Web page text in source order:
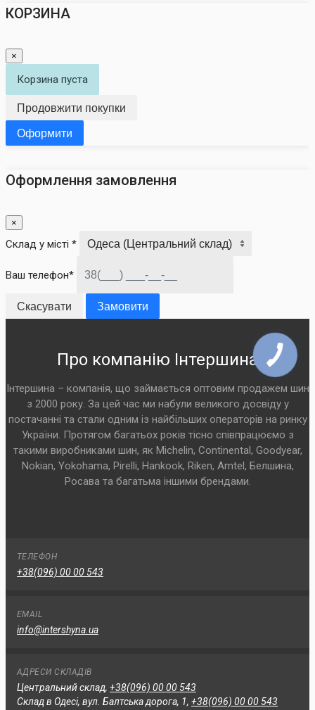
КОРЗИНА
×
Корзина пуста
Продовжити покупки
Оформити
Оформлення замовлення
×
Склад у місті *
Ваш телефон*
Скасувати Замовити
Про компанію Інтершина
Інтершина – компанія, що займається оптовим продажем шин
з 2000 року. За цей час ми набули великого досвіду у
постачанні та стали одним із найбільших операторів на ринку
України. Протягом багатьох років тісно співпрацюємо з
такими виробниками шин, як Michelin, Continental, Goodyear,
Nokian, Yokohama, Pirelli, Hankook, Riken, Amtel, Белшина,
Росава та багатьма іншими брендами.
ТЕЛЕФОН
+38(096) 00 00 543
EMAIL
info@intershyna.ua
АДРЕСИ СКЛАДІВ
Центральний склад, +38(096) 00 00 543
Склад в Одесі, вул. Балтська дорога, 1, +38(096) 00 00 543